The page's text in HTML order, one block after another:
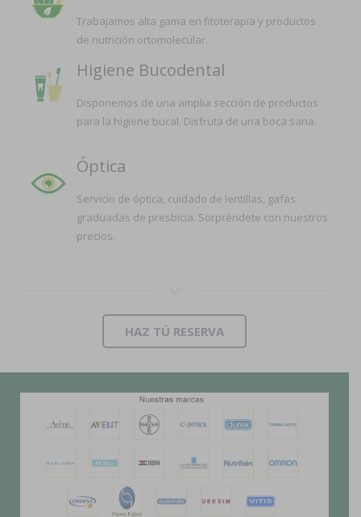
Trabajamos alta gama en fitoterapia y productos
de nutrición ortomolecular.
Higiene Bucodental
Disponemos de una amplia sección de productos
para la higiene bucal. Disfruta de una boca sana.
Óptica
Servicio de óptica, cuidado de lentillas, gafas
graduadas de presbicia. Sorpréndete con nuestros
precios.
HAZ TÚ RESERVA